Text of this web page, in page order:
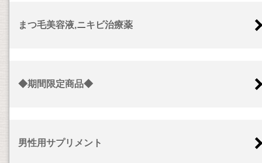
まつ毛美容液,ニキビ治療薬
◆期間限定商品◆
男性用サプリメント